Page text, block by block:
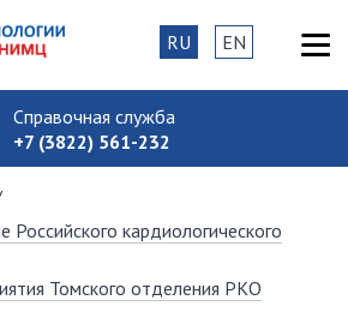
Справочная служба
+7 (3822) 561-232
RU EN
Российского кардиологического
Томского отделения РКО